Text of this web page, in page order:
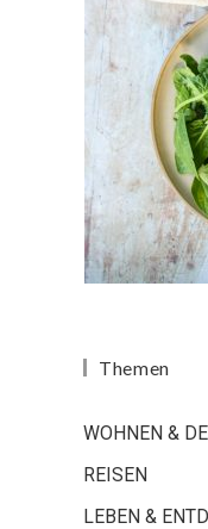
Themen
WOHNEN &
REISEN
LEBEN &